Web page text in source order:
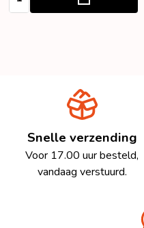
Snelle verzending
Voor 17.00 uur besteld,
vandaag verstuurd.